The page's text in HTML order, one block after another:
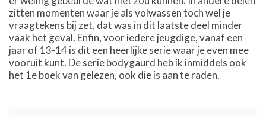
zitten momenten waar je als volwassen toch wel je
vraagtekens bij zet, dat was in dit laatste deel minder
vaak het geval. Enfin, voor iedere jeugdige, vanaf een
jaar of 13-14 is dit een heerlijke serie waar je even mee
vooruit kunt. De serie bodygaurd heb ik inmiddels ook
het 1e boek van gelezen, ook die is aan te raden.